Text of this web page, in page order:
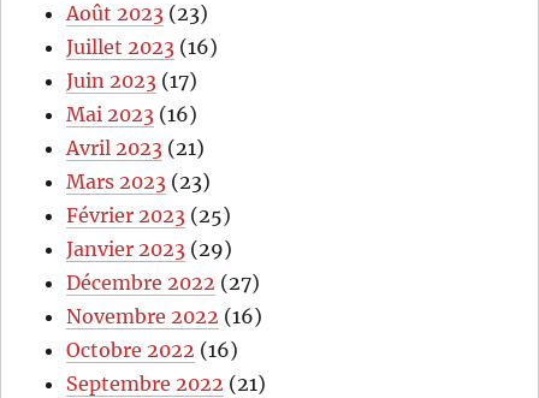
Août 2023 (23)
Juillet 2023 (16)
Juin 2023 (17)
Mai 2023 (16)
Avril 2023 (21)
Mars 2023 (23)
Février 2023 (25)
Janvier 2023 (29)
Décembre 2022 (27)
Novembre 2022 (16)
Octobre 2022 (16)
Septembre 2022 (21)